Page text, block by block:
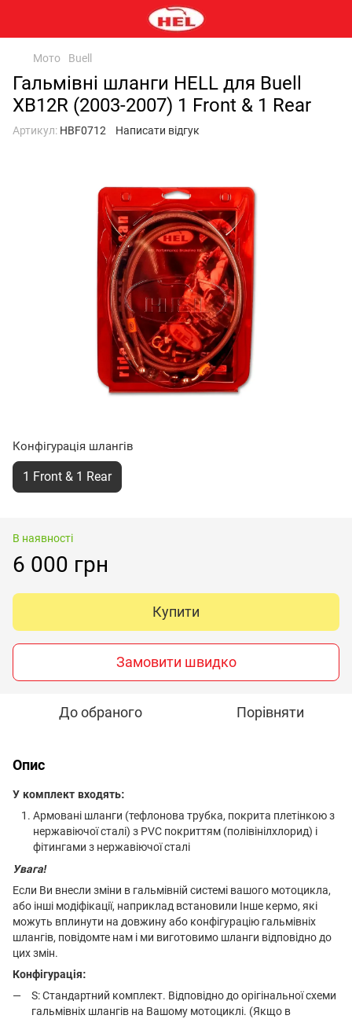
Мото Buell
Гальмівні шланги HELL для Buell
XB12R (2003-2007) 1 Front & 1 Rear
Артикул: HBF0712 Написати відгук
Конфігурація шлангів
1 Front & 1 Rear
В наявності
6 000 грн
Купити
Замовити швидко
До обраного Порівняти
Опис
У комплект входять:
Армовані шланги (тефлонова трубка, покрита плетінкою з
нержавіючої сталі) з PVC покриттям (полівінілхлорид) і
фітингами з нержавіючої сталі
Увага!
Если Ви внесли зміни в гальмівній системі вашого мотоцикла,
або інші модіфікації, наприклад встановили Інше кермо, які
можуть вплинути на довжину або конфігурацію гальмівніх
шлангів, повідомте нам і ми виготовимо шланги відповідно до
цих змін.
Конфігурація:
S: Стандартний комплект. Відповідно до орігінальної схеми
гальмівніх шлангів на Вашому мотоциклі. (Якщо в